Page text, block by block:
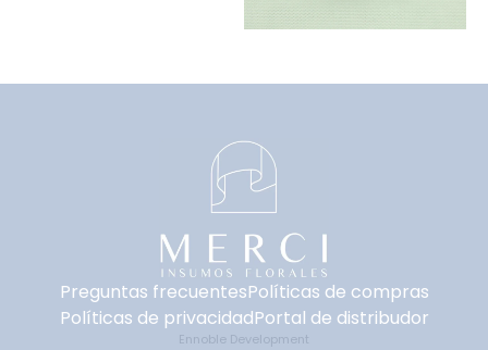
Preguntas frecuentesPolíticas de compras
Políticas de privacidadPortal de distribudor
Ennoble Development